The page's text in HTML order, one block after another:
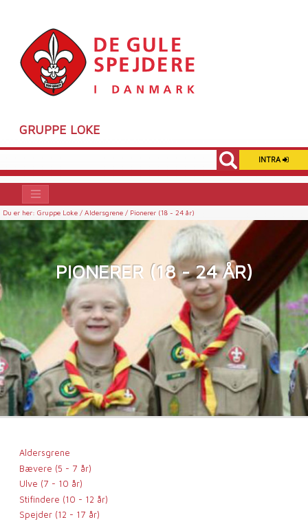
GRUPPE LOKE
INTRA
Du er her:Gruppe Loke /Aldersgrene / Pionerer (18 - 24 år)
PIONERER (18 - 24 ÅR)
Aldersgrene
Bævere (5 - 7 år)
Ulve (7 - 10 år)
Stifindere (10 - 12 år)
Spejder (12 - 17 år)